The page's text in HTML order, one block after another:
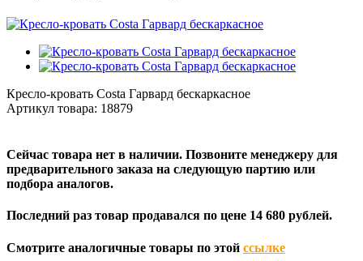
Кресло-кровать Costa Гарвард бескаркасное
Артикул товара: 18879
Сейчас товара нет в наличии. Позвоните менеджеру для
предварительного заказа на следующую партию или
подбора аналогов.
Последний раз товар продавался по цене 14 680 рублей.
Смотрите аналогичные товары по этой ссылке